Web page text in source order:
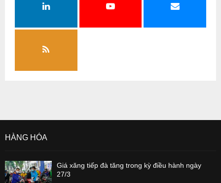
HÀNG HÓA
Giá xăng tiếp đà tăng trong kỳ điều hành ngày
27/3